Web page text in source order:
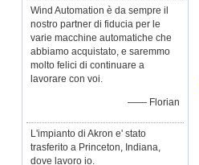
Wind Automation è da sempre il
nostro partner di fiducia per le
varie macchine automatiche che
abbiamo acquistato, e saremmo
molto felici di continuare a
lavorare con voi.
—— Florian
L'impianto di Akron e' stato
trasferito a Princeton, Indiana,
dove lavoro io.